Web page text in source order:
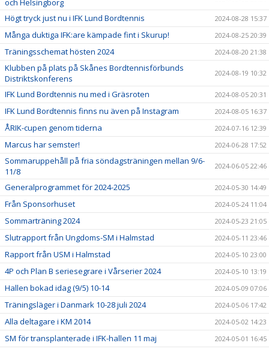
och Helsingborg
Högt tryck just nu i IFK Lund Bordtennis 2024-08-28 15:37
Många duktiga IFK:are kämpade fint i Skurup! 2024-08-25 20:39
Träningsschemat hösten 2024 2024-08-20 21:38
Klubben på plats på Skånes Bordtennisförbunds
Distriktskonferens
2024-08-19 10:32
IFK Lund Bordtennis nu med i Gräsroten 2024-08-05 20:31
IFK Lund Bordtennis finns nu även på Instagram 2024-08-05 16:37
ÅRIK-cupen genom tiderna 2024-07-16 12:39
Marcus har semster! 2024-06-28 17:52
Sommaruppehåll på fria söndagsträningen mellan 9/6-
11/8
2024-06-05 22:46
Generalprogrammet för 2024-2025 2024-05-30 14:49
Från Sponsorhuset 2024-05-24 11:04
Sommarträning 2024 2024-05-23 21:05
Slutrapport från Ungdoms-SM i Halmstad 2024-05-11 23:46
Rapport från USM i Halmstad 2024-05-10 23:00
4P och Plan B seriesegrare i Vårserier 2024 2024-05-10 13:19
Hallen bokad idag (9/5) 10-14 2024-05-09 07:06
Träningsläger i Danmark 10-28 juli 2024 2024-05-06 17:42
Alla deltagare i KM 2014 2024-05-02 14:23
SM för transplanterade i IFK-hallen 11 maj 2024-05-01 16:45